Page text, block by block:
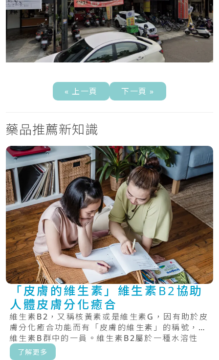
« 上一頁 下一頁 »
藥品推薦新知識
「皮膚的維生素」維生素B2協助
人體皮膚分化癒合
維生素B2，又稱核黃素或是維生素G，因有助於皮
膚分化癒合功能而有「皮膚的維生素」的稱號，為
維生素B群中的一員。維生素B2屬於一種水溶性
維.....
了解更多